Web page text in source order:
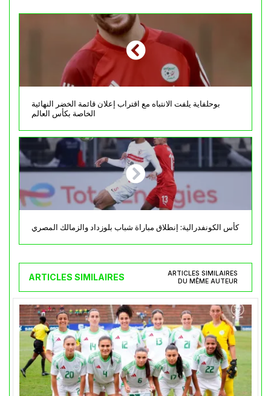
بوحلفاية يلفت الانتباه مع اقتراب إعلان قائمة الخضر النهائية
الخاصة بكأس العالم
كأس الكونفدرالية: إنطلاق مباراة شباب بلوزداد والزمالك المصري
ARTICLES SIMILAIRES
ARTICLES SIMILAIRES
DU MÊME AUTEUR